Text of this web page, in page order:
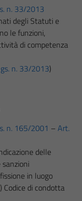
n. 33/2013
degli Statuti e
le funzioni,
di competenza
n. 33/2013)
n. 165/2001 – Art.
delle
in luogo
) Codice di condotta